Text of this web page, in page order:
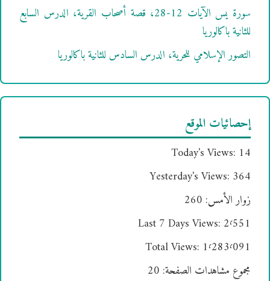
سورة يس الآيات 12-28، قصة أصحاب القرية، الدرس السابع
للثانية باكالوريا
التصور الإسلامي للحرية، الدرس السادس للثانية باكالوريا
إحصائيات الموقع
Today's Views: 14
Yesterday's Views: 364
زوار الأمس: 260
Last 7 Days Views: 2٬551
Total Views: 1٬283٬091
مجموع مشاهدات الصفحة: 20